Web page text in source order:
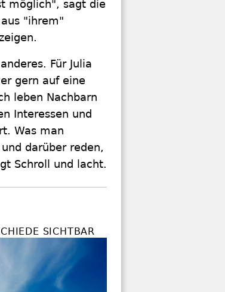
möglich", sagt die
"ihrem"
Für Julia
gern auf eine
leben Nachbarn
Interessen und
Was man
darüber reden,
Schroll und lacht.
SICHTBAR